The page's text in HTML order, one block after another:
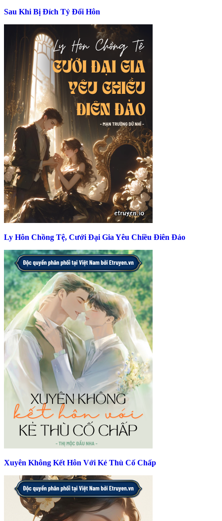
Sau Khi Bị Đích Tỷ Đổi Hôn
Ly Hôn Chồng Tệ, Cưới Đại Gia Yêu Chiều Điên Đảo
Xuyên Không Kết Hôn Với Kẻ Thù Cố Chấp